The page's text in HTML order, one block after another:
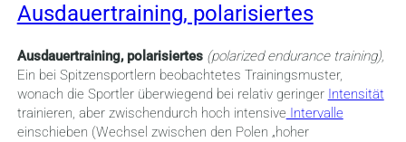
Ausdauertraining, polarisiertes
Ausdauertraining, polarisiertes (polarized endurance training),
Ein bei Spitzensportlern beobachtetes Trainingsmuster,
wonach die Sportler überwiegend bei relativ geringer Intensität
trainieren, aber zwischendurch hoch intensive Intervalle
einschieben (Wechsel zwischen den Polen „hoher